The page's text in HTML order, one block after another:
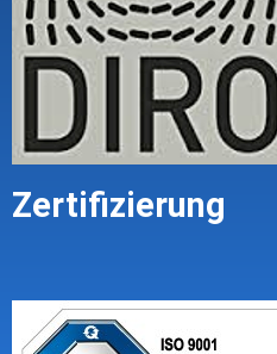
Zertifizierung